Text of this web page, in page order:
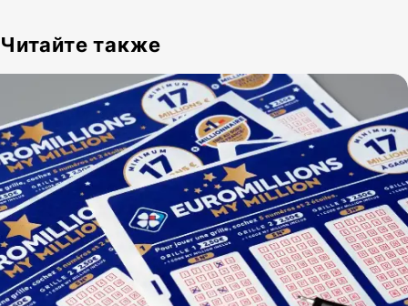
Читайте также